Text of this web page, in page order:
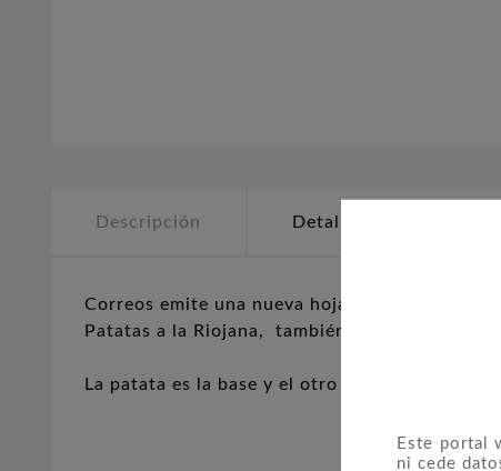
Este portal
ni cede
Descripción Detalles del producto
Correos emite una nueva hoja bloque dentro
Patatas a la Riojana, también llamadas
La patata es la base y el otro gran